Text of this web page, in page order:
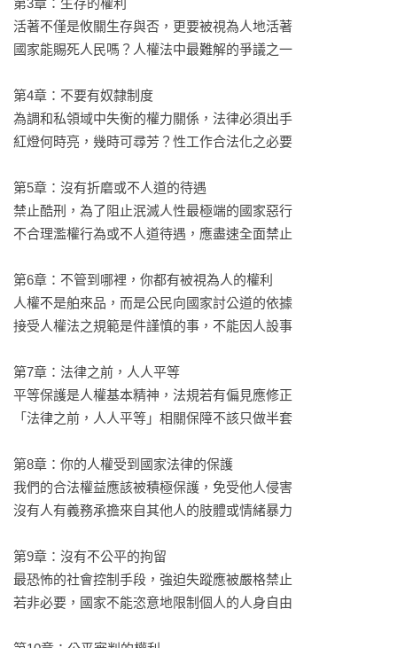
錦輝的假球案如何引用「無罪推定原則」？ COVID-19 核酸檢
活著不僅是攸關生存與否，更要被視為人地活著
國家能賜死人民嗎？人權法中最難解的爭議之一
第4章：不要有奴隸制度
為調和私領域中失衡的權力關係，法律必須出手
紅燈何時亮，幾時可尋芳？性工作合法化之必要
第5章：沒有折磨或不人道的待遇
禁止酷刑，為了阻止泯滅人性最極端的國家惡行
不合理濫權行為或不人道待遇，應盡速全面禁止
第6章：不管到哪裡，你都有被視為人的權利
人權不是舶來品，而是公民向國家討公道的依據
接受人權法之規範是件謹慎的事，不能因人設事
第7章：法律之前，人人平等
平等保護是人權基本精神，法規若有偏見應修正
「法律之前，人人平等」相關保障不該只做半套
第8章：你的人權受到國家法律的保護
我們的合法權益應該被積極保護，免受他人侵害
沒有人有義務承擔來自其他人的肢體或情緒暴力
第9章：沒有不公平的拘留
最恐怖的社會控制手段，強迫失蹤應被嚴格禁止
若非必要，國家不能恣意地限制個人的人身自由